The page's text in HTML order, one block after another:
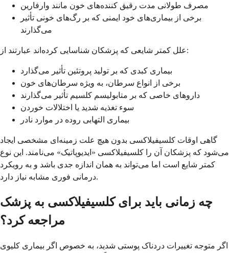
مصرف طولانی مدت رقیق کننده‌های خون مانند وارفارین
برخی از بیماری‌های خود ایمنی که بر رگ‌های خونی تأثیر
می‌گذارند
علل کمتر شایعی که پزشکان شناسایی کرده‌اند عبارتند از:
بیماری کبدی که بر تولید پروتئین تأثیر می‌گذارد
برخی از انواع سرطان، به ویژه سرطان‌های خون
داروهای خاصی که بر متابولیسم کلسیم تأثیر می‌گذارند
سوء تغذیه شدید یا اختلالات خوردن
بیماری التهابی روده در موارد نادر
گاهی اوقات کلسيفیلاکسی بدون هیچ علت زمینه‌ای مشخصی ایجاد
می‌شود که پزشکان آن را کلسيفیلاکسی «ایدیوپاتیک» می‌نامند. این نوع
کمتر شایع است اما می‌تواند به همان اندازه جدی باشد و به رویکرد
درمانی فوری مشابه نیاز دارد.
چه زمانی باید برای کلسيفیلاکسی به پزشک
مراجعه کرد؟
اگر متوجه تغییرات دردناک پوستی شدید، به خصوص اگر بیماری کلیوی